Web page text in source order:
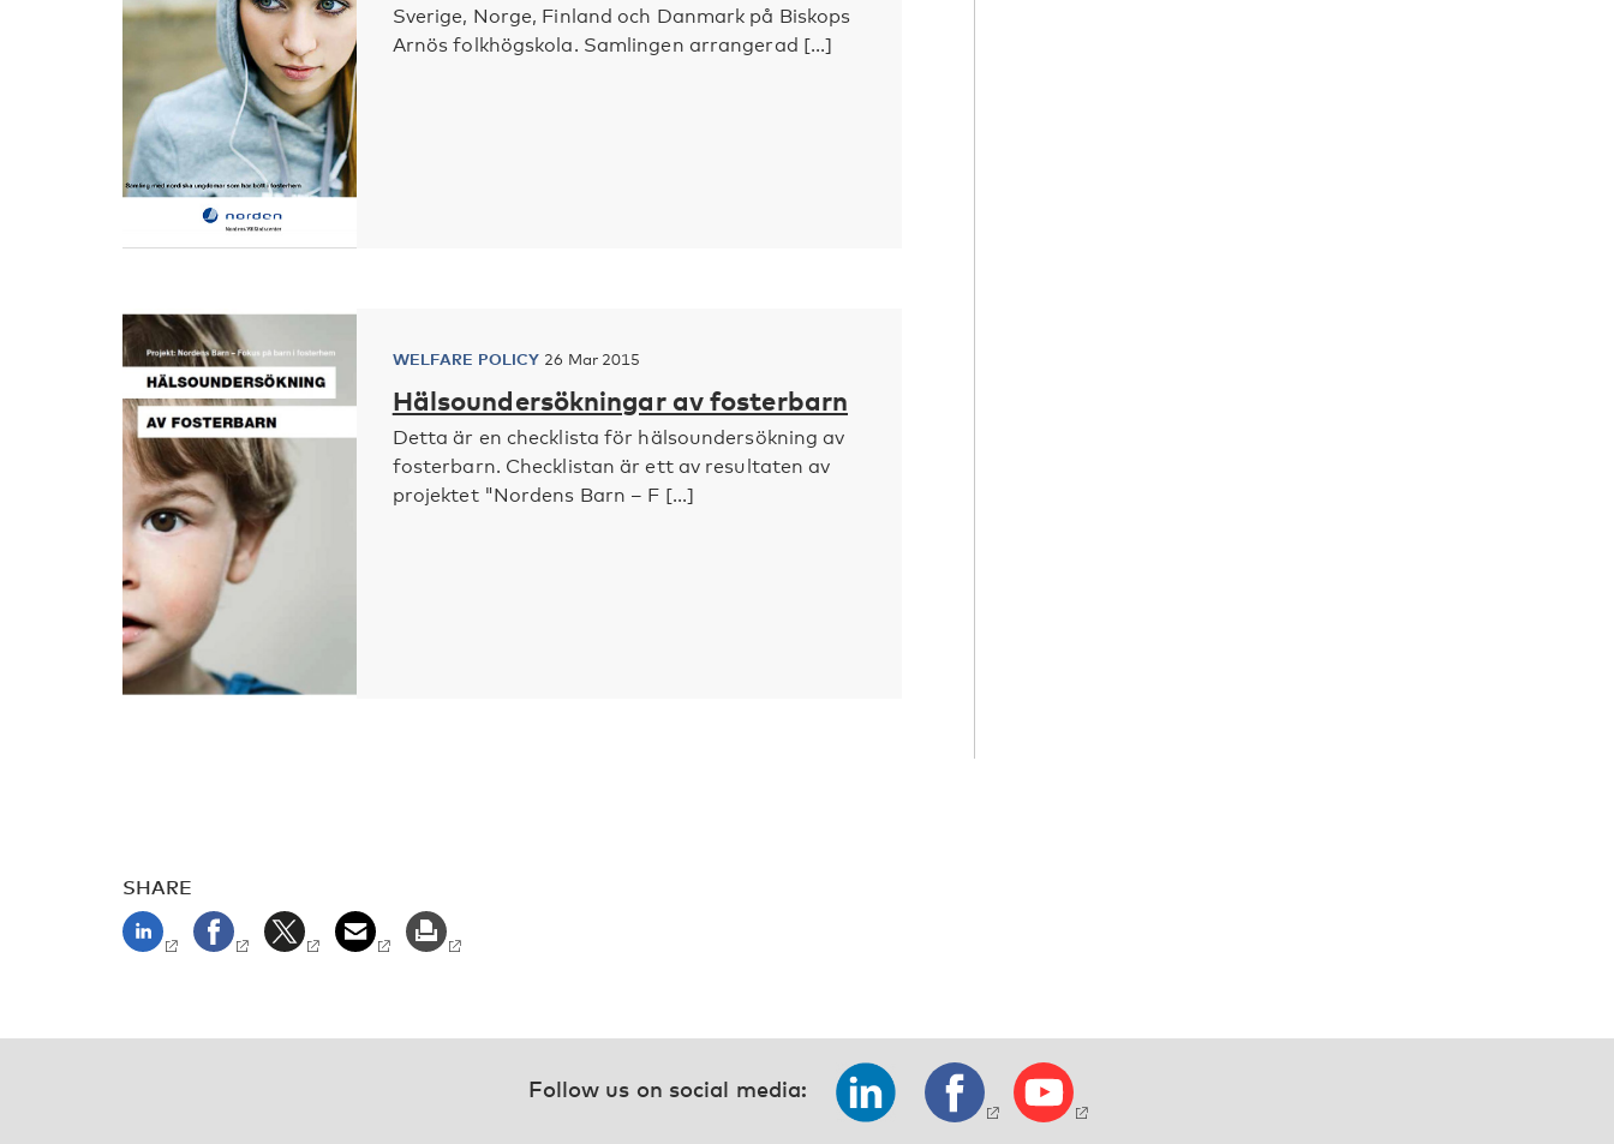
Sverige, Norge, Finland och Danmark på Biskops
Arnös folkhögskola. Samlingen arrangerad [...]
WELFARE POLICY 26 Mar 2015
Hälsoundersökningar av fosterbarn
Detta är en checklista för hälsoundersökning av
fosterbarn. Checklistan är ett av resultaten av
projektet "Nordens Barn – F [...]
SHARE
Follow us on social media: